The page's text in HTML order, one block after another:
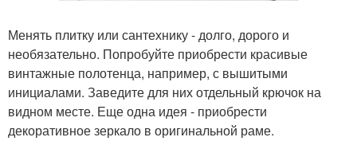
Менять плитку или сантехнику - долго, дорого и
необязательно. Попробуйте приобрести красивые
винтажные полотенца, например, с вышитыми
инициалами. Заведите для них отдельный крючок на
видном месте. Еще одна идея - приобрести
декоративное зеркало в оригинальной раме.